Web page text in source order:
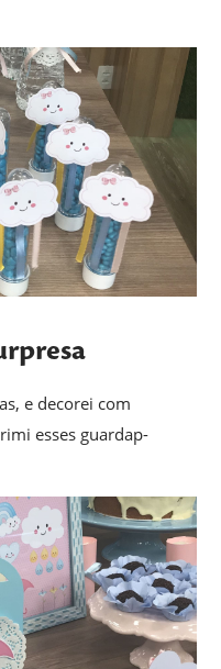
e decorei com
esses guardap-